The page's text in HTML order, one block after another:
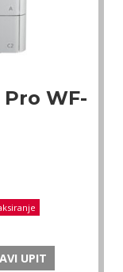
WF-
UPIT